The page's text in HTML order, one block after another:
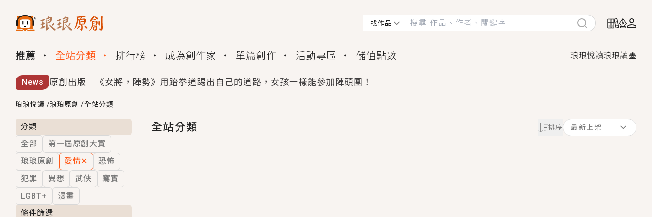
找作品
推薦 全站分類 排行榜 成為創作家 單篇創作 活動專區 儲值點數 琅琅悅讀琅琅讀墨
News 原創出版｜《女將，陣勢》用跆拳道踢出自己的道路，女孩一樣能參加陣頭團！
創,作家招募｜華文小說創作首選！有機會獲得豐富廣宣資源、專屬服務與獨享福利！
小編心動書單｜《離婚你提的，二婚嫁大佬，你哭什麼？》追妻火葬場！前夫失憶移情別戀，她頭也不回找新歡，他居然還後悔了？
GL｜《夏日與檸檬與重疊世界》炎熱的夏日、檸檬的香氣、互相愛慕的兩位少女，今夏最推純愛GL漫畫！
BL｜《費洛蒙中毒》救命！特殊費洛蒙體質世界觀，無法抗拒的吸引力，已中毒Σ>―(〃°ω°〃)♡→
OMG你嚇到我了｜《陰陽鬼店》上班族買了房子模型，但現實中買下的竟是屬於他的停屍櫃？！
言情｜《國語推行員》每個人心中都有一個連自己也無法改變的永恆， 他的一生將不由自主追逐著她……
琅琅悅讀 /琅琅原創 /全站分類
分類
全部
第一屆原創大賞
琅琅原創
愛情✕
恐怖
犯罪
異想 武俠
寫實
LGBT+
漫畫
條件篩選
全站分類 排序 最新上架